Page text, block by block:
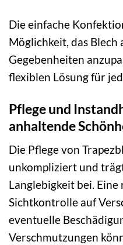
Die einfache
Möglichkeit, das Blech
Gegebenheiten
flexiblen Lösung für
Pflege und
anhaltende
Die Pflege von
unkompliziert und
Langlebigkeit bei. Eine
Sichtkontrolle auf
eventuelle
Verschmutzungen